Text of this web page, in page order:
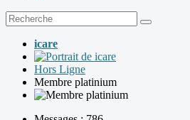
icare
Hors Ligne
Membre platinium